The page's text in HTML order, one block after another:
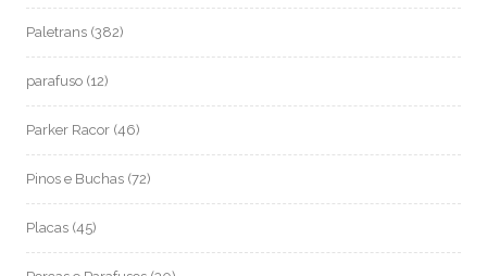
Paletrans (382)
parafuso (12)
Parker Racor (46)
Pinos e Buchas (72)
Placas (45)